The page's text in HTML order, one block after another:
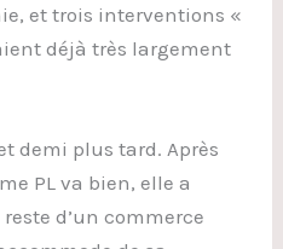
et trois interventions «
déjà très largement
demi plus tard. Après
PL va bien, elle a
d’un commerce